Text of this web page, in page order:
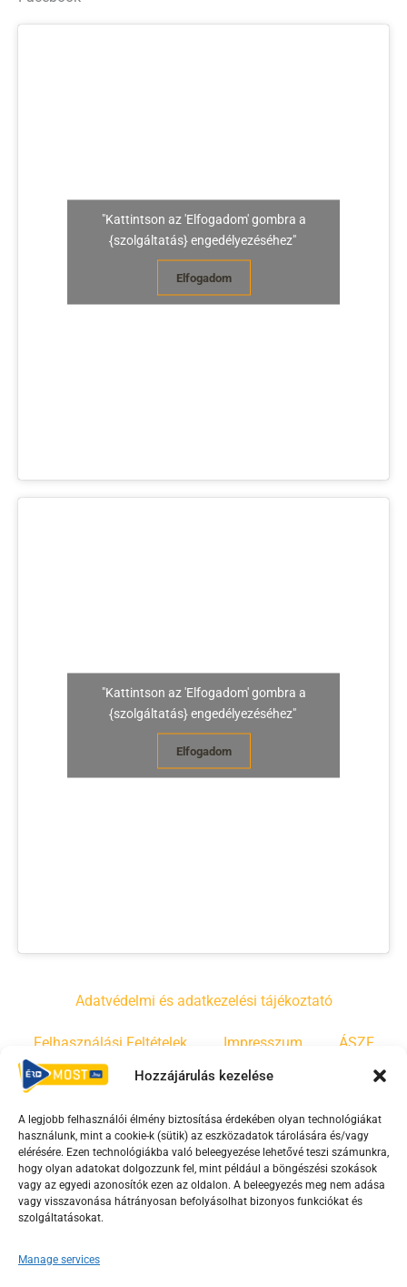
Hozzájárulás kezelése
A legjobb felhasználói élmény biztosítása érdekében olyan technológiákat
használunk, mint a cookie-k (sütik) az eszközadatok tárolására és/vagy
elérésére. Ezen technológiákba való beleegyezése lehetővé teszi számunkra,
hogy olyan adatokat dolgozzunk fel, mint például a böngészési szokások
vagy az egyedi azonosítók ezen az oldalon. A beleegyezés meg nem adása
vagy visszavonása hátrányosan befolyásolhat bizonyos funkciókat és
szolgáltatásokat.
Manage services
"Kattintson az 'Elfogadom' gombra a
{szolgáltatás} engedélyezéséhez"
Elfogadom
"Kattintson az 'Elfogadom' gombra a
{szolgáltatás} engedélyezéséhez"
Elfogadom
Adatvédelmi és adatkezelési tájékoztató
Felhasználási Feltételek Impresszum ÁSZF
Irányelvek Moderálási szabályzat
F
a
c
e
o
Y
o
u
t
b
T
i
k